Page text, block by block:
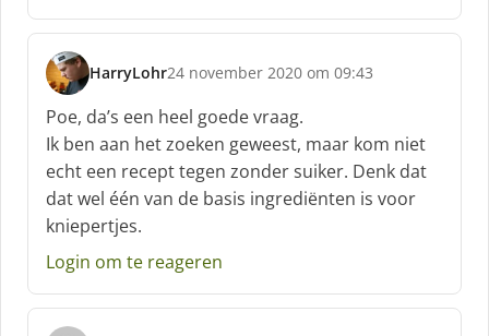
e
f
:
HarryLohr
s
c
h
r
e
e
f
24 november 2020 om 09:43
Poe, da’s een heel goede vraag.
Ik ben aan het zoeken geweest, maar kom niet
echt een recept tegen zonder suiker. Denk dat
dat wel één van de basis ingrediënten is voor
kniepertjes.
Login om te reageren